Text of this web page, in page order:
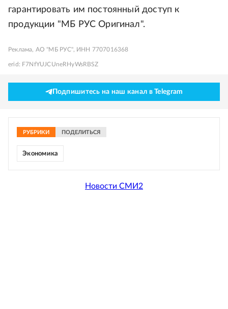
гарантировать им постоянный доступ к
продукции "МБ РУС Оригинал".
Реклама, АО "МБ РУС", ИНН 7707016368
erid: F7NfYUJCUneRHyWsRBSZ
Подпишитесь на наш канал в Telegram
РУБРИКИ ПОДЕЛИТЬСЯ
Экономика
Новости СМИ2